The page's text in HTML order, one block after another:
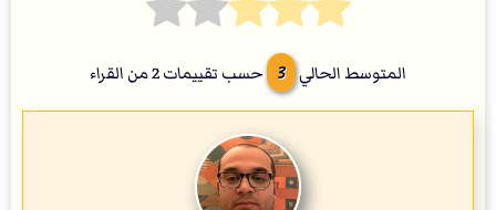
المتوسط الحالي 3 حسب تقييمات2من القراء